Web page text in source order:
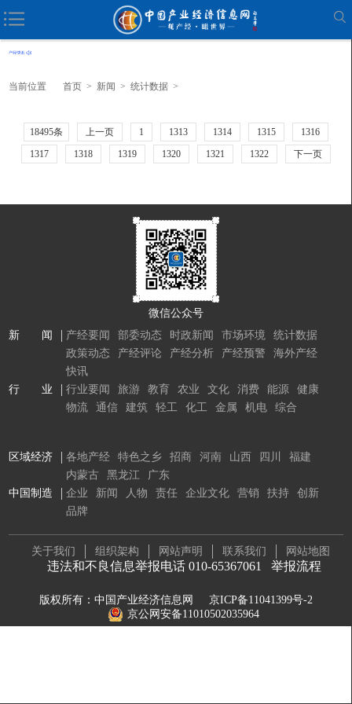
当前位置 首页 > 新闻 > 统计数据 >
18495条 上一页 1 1313 1314 1315
1316
1317
1318 1319 1320 1321 1322 下一页
微信公众号
新 闻
产经要闻 部委动态 时政新闻 市场环境
统计数据
政策动态
产经评论 产经分析 产经预警
海外产经
快讯
行 业
行业要闻 旅游 教育 农业 文化 消费 能源
健康
物流
通信 建筑 轻工 化工 金属 机电 综合
区域经济 各地产经 特色之乡 招商 河南 山西 四川
福建
内蒙古
黑龙江
广东
中国制造
企业 新闻 人物 责任 企业文化 营销 扶持
创新
品牌
关于我们 组织架构 网站声明 联系我们 网站地图
违法和不良信息举报电话 010-65367061 举报流程
版权所有：中国产业经济信息网
京ICP备11041399号-2
京公网安备11010502035964